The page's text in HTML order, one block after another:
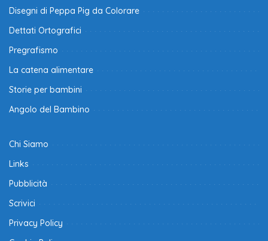
Disegni di Peppa Pig da Colorare
Dettati Ortografici
Pregrafismo
La catena alimentare
Storie per bambini
Angolo del Bambino
Chi Siamo
Links
Pubblicità
Scrivici
Privacy Policy